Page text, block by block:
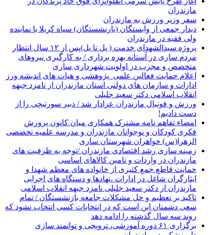
مازندران
سفر وزیر ورزش به مازندران
دیدار جمعی از وابستگان (بازنشستگان) سپاه کربلا با نماینده
ولی فقیه در مازندران
پروژه سیدالشهدای خدمت ( پل تا پل)پس از ۱۲ سال انتظار
مردم ساری در آستانه بهره برداری / به کارگیری نیروهای
متخصص و مجرب در اولویت شهرداری ساری
اعلام حمایت فعالین علمی_پژوهشی و هیات های اندیشه ورز
ادارات و سازمان های دولتی استان مازندران از نامزد جبهه
انقلاب اسلامی دکتر سعید جلیلی
ورزش و فوتبال مازندران عزادار شد / دبیر سورتیچی را از
دست دادیم!
امضاء تفاهم نامه مشترک همکاری میان کانون پرورش
فکری کودکان و نوجوانان مازندران و مدرسه علمیه تخصصی
الزهرا(س) خواهران شهرستان ساری
زمینه سازی رشد اقتصادی مازندران /توجه به ظرفیت های
مازندران در واردات و تامین کالاهای اساسی
حمایت قاطع جمع کثیری از خانواده های معظم شهدا و
ایثارگران شاغل در ادارات ،نهادها و دستگاه های اجرایی
مازندران از دکتر سعید جلیلی نامزد جبهه انقلاب اسلامی
تاکید بر تعظیم و حل مشکلات جامعه بازنشستگان / تمام
سعی دشمنان این است که در انتخابات کسی انتخاب نشود که
روند سه سال گذشته را ادامه دهد
برگزاری ۶۱ دوره آموزشی، ترویجی و توانمند سازی